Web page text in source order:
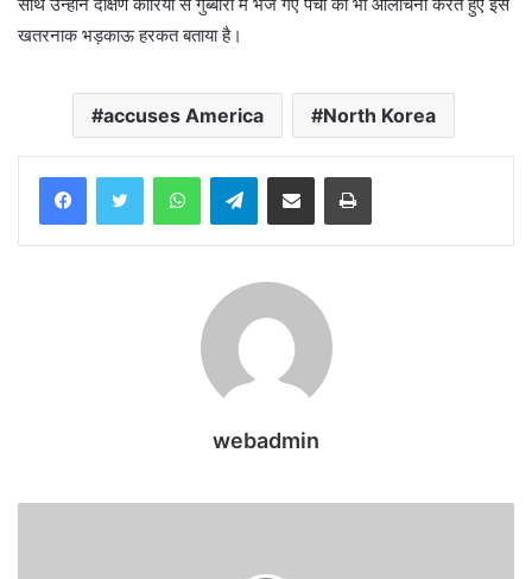
खतरनाक भड़काऊ हरकत बताया है।
accuses America North Korea
WhatsAppTelegramShare via Email Print
webadmin